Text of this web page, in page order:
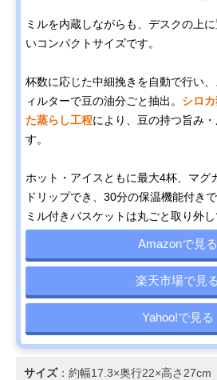
ミルを内蔵しながらも、デスクの上
いコンパクトサイズです。
杯数に応じた中細挽きを自動で行い
ィルターで豆の油分ごと抽出。 シロ
た蒸らし工程により、豆の持つ旨み
す。
ホット・アイスともに最大4杯、マグ
ドリップでき、30分の保温機能付き
ミル付きバスケットは丸ごと取り外し
Amazonで見る
楽天市場で見る
Yahoo!で見る
サイズ：約幅17.3×奥行22×高さ27cm